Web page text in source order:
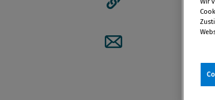
Artikellink
Artikel per